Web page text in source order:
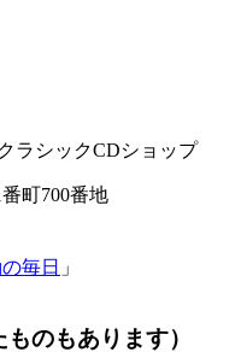
ラシックCDショップ
町700番地
毎日 」
のもあります）